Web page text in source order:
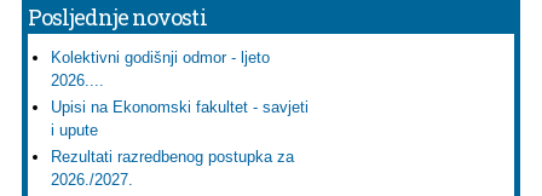
Posljednje novosti
Kolektivni godišnji odmor - ljeto
2026....
Upisi na Ekonomski fakultet - savjeti
i upute
Rezultati razredbenog postupka za
2026./2027.